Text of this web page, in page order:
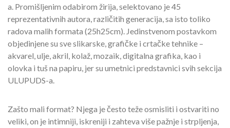
a. Promišljenim odabirom žirija, selektovano je 45
reprezentativnih autora, različitih generacija, sa isto toliko
radova malih formata (25h25cm). Jedinstvenom postavkom
objedinjene su sve slikarske, grafičke i crtačke tehnike –
akvarel, ulje, akril, kolaž, mozaik, digitalna grafika, kao i
olovka i tuš na papiru, jer su umetnici predstavnici svih sekcija
ULUPUDS-a.
Zašto mali format? Njega je često teže osmisliti i ostvariti no
veliki, on je intimniji, iskreniji i zahteva više pažnje i strpljenja,